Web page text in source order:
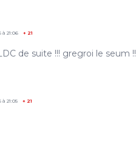
à 21:06 + 21
de suite !!! gregroi le seum !!
21:05 + 21